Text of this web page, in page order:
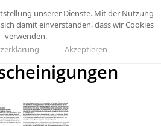
unserer Dienste. Mit der Nutzung
damit einverstanden, dass wir Cookies
verwenden.
Akzeptieren